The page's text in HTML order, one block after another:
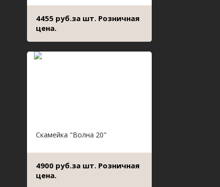
4455 руб.за шт. Розничная
цена.
Скамейка "Волна 20"
4900 руб.за шт. Розничная
цена.